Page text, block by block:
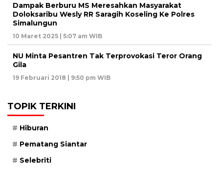
Dampak Berburu MS Meresahkan Masyarakat
Doloksaribu Wesly RR Saragih Koseling Ke Polres
Simalungun
10 Maret 2025 | 5:07 am WIB
NU Minta Pesantren Tak Terprovokasi Teror Orang
Gila
19 Februari 2018 | 9:50 pm WIB
TOPIK TERKINI
Hiburan
Pematang Siantar
Selebriti